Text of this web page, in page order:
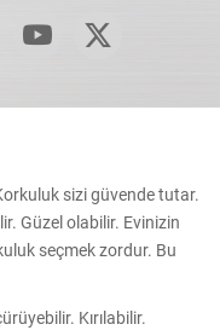
sizi güvende tutar.
Güzel olabilir. Evinizin
seçmek zordur. Bu
Kırılabilir.